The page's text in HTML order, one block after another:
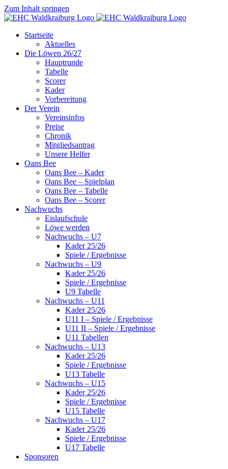
Zum Inhalt springen
Startseite
Aktuelles
Die Löwen 26/27
Hauptrunde
Tabelle
Scorer
Kader
Vorbereitung
Der Verein
Vereinsinfos
Preise
Chronik
Mitgliedsantrag
Unsere Helfer
Oans Bee
Oans Bee – Kader
Oans Bee – Spielplan
Oans Bee – Tabelle
Oans Bee – Scorer
Nachwuchs
Eislaufschule
Löwe werden
Nachwuchs – U7
Kader 25/26
Spiele / Ergebnisse
Nachwuchs – U9
Kader 25/26
Spiele / Ergebnisse
U9 Tabelle
Nachwuchs – U11
Kader 25/26
U11 I – Spiele / Ergebnisse
U11 II – Spiele / Ergebnisse
U11 Tabellen
Nachwuchs – U13
Kader 25/26
Spiele / Ergebnisse
U13 Tabelle
Nachwuchs – U15
Kader 25/26
Spiele / Ergebnisse
U15 Tabelle
Nachwuchs – U17
Kader 25/26
Spiele / Ergebnisse
U17 Tabelle
Sponsoren